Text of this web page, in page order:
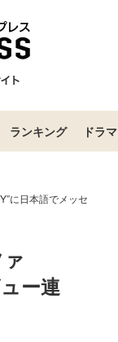
ランキング ドラマ
に日本語でメッセ
ー連